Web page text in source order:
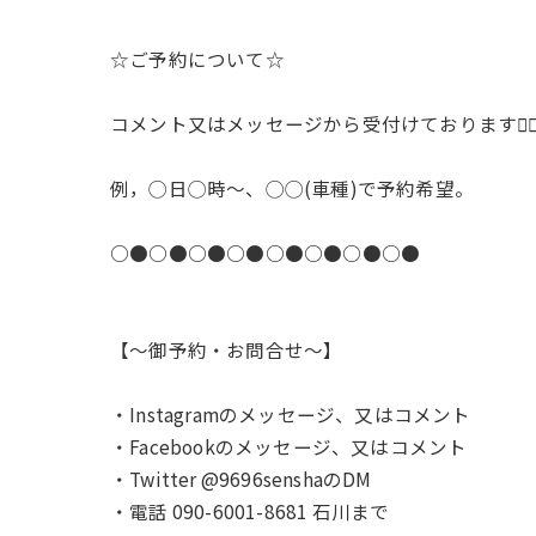
☆ご予約について☆
コメント又はメッセージから受付けております
例，◯日◯時〜、◯◯(車種)で予約希望。
○●○●○●○●○●○●○●○●
【〜御予約・お問合せ〜】
・Instagramのメッセージ、又はコメント
・Facebookのメッセージ、又はコメント
・Twitter @9696senshaのDM
・電話 090-6001-8681 石川まで